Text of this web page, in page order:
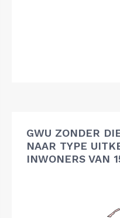
GWU ZONDER
NAAR TYPE
INWONERS VAN